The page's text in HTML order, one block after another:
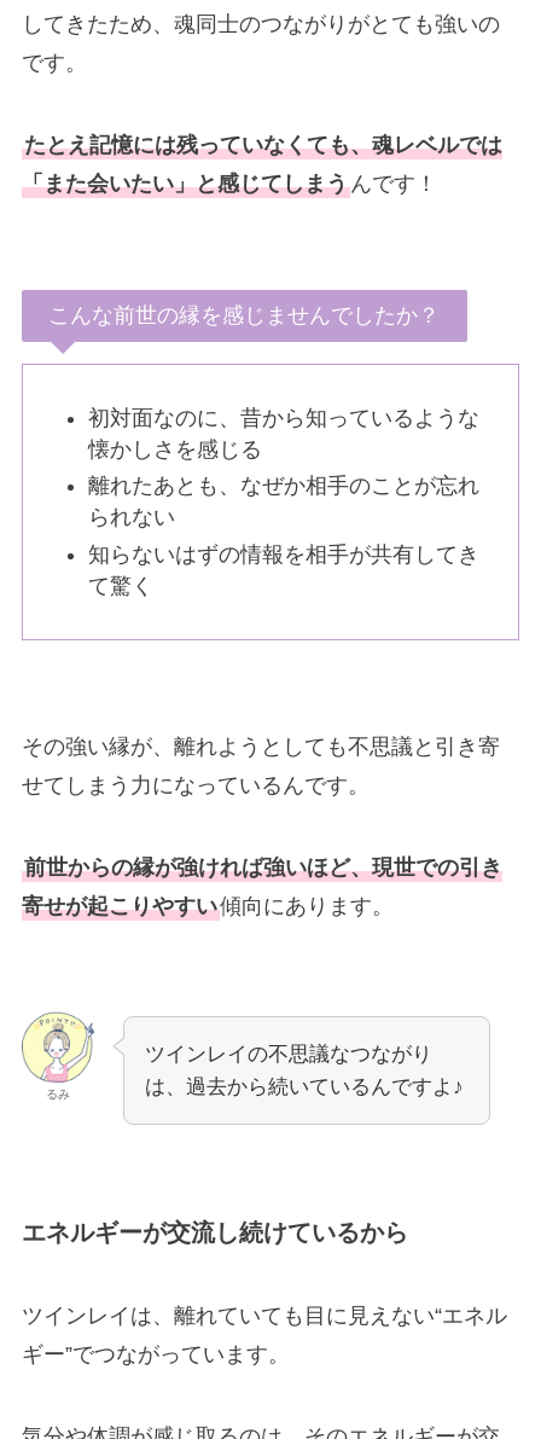
してきたため、魂同士のつながりがとても強いの
です。
たとえ記憶には残っていなくても、魂レベルでは
「また会いたい」と感じてしまうんです！
こんな前世の縁を感じませんでしたか？
初対面なのに、昔から知っているような
懐かしさを感じる
離れたあとも、なぜか相手のことが忘れ
られない
知らないはずの情報を相手が共有してき
て驚く
その強い縁が、離れようとしても不思議と引き寄
せてしまう力になっているんです。
前世からの縁が強ければ強いほど、現世での引き
寄せが起こりやすい傾向にあります。
るみ
ツインレイの不思議なつながり
は、過去から続いているんですよ♪
エネルギーが交流し続けているから
ツインレイは、離れていても目に見えない“エネル
ギー”でつながっています。